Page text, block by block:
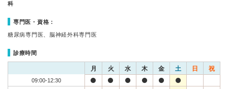
科
専門医・資格：
糖尿病専門医、脳神経外科専門医
診療時間
月 火 水 木 金 土 日 祝
09:00-12:30